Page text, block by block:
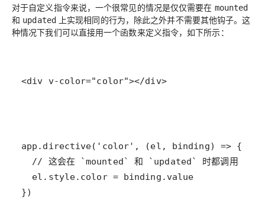
对于自定义指令来说，一个很常见的情况是仅仅需要在 mounted
和 updated上实现相同的行为，除此之外并不需要其他钩子。这
种情况下我们可以直接用一个函数来定义指令，如下所示：
<div v-color="color"></div>
})